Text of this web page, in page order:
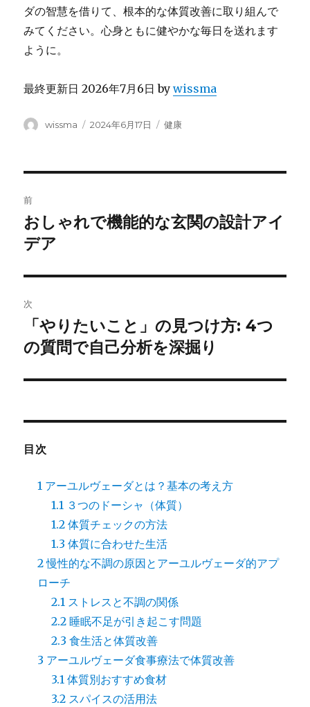
ダの智慧を借りて、根本的な体質改善に取り組んで
みてください。心身ともに健やかな毎日を送れます
ように。
最終更新日 2026年7月6日 bywissma
投
wissma
投
2024年6月17日
カ
健康
稿
ナ
ビ
ゲ
ー
シ
ン
前
前
の
稿:
おしゃれで機能的な玄関の設計アイ
デア
次
次
の
稿:
「やりたいこと」の見つけ方: 4つ
の質問で自己分析を深掘り
目次
1 アーユルヴェーダとは？基本の考え方
1.1 ３つのドーシャ（体質）
1.2 体質チェックの方法
1.3 体質に合わせた生活
2慢性的な不調の原因とアーユルヴェーダ的アプ
ローチ
2.1 ストレスと不調の関係
2.2 睡眠不足が引き起こす問題
2.3 食生活と体質改善
3 アーユルヴェーダ食事療法で体質改善
3.1 体質別おすすめ食材
3.2 スパイスの活用法